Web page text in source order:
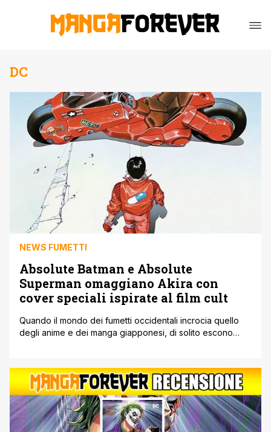
DC
NEWS FUMETTI
Absolute Batman e Absolute
Superman omaggiano Akira con
cover speciali ispirate al film cult
Quando il mondo dei fumetti occidentali incrocia quello
degli anime e dei manga giapponesi, di solito escono
di sempre: Akira. Le variant cover del primo volume di
Absolute Batman e Absolute Superman riprendono infatti
la celebre locandina del [']